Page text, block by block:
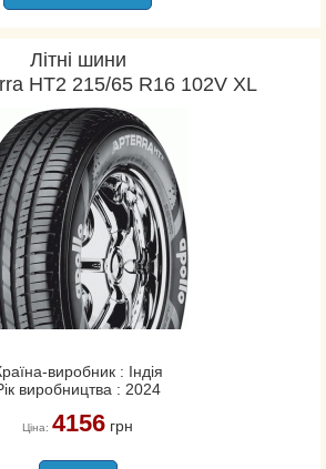
Літні шини
HT2 215/65 R16 102V XL
виробник : Індія
виробництва : 2024
Ціна: 4156грн